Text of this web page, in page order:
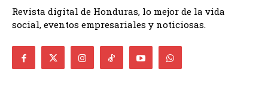
Revista digital de Honduras, lo mejor de la vida
social, eventos empresariales y noticiosas.